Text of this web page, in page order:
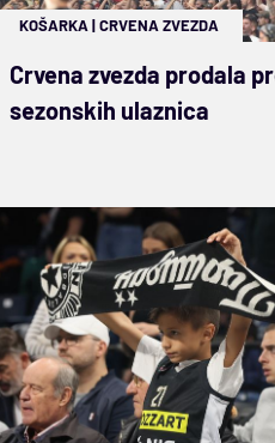
KOŠARKA |CRVENA ZVEZDA
Crvena zvezda prodala
sezonskih ulaznica